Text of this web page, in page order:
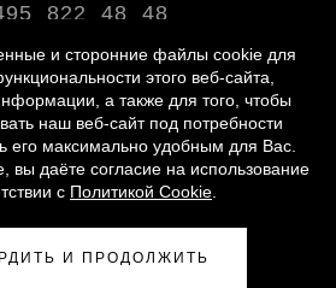
822 48 48
ВРЕМЯ РАБОТЫ:
С 11:00 ДО 22:00
2026«ВРЕМЕНА ГОДА»
и сторонние файлы cookie для
этого веб-сайта,
а также для того, чтобы
наш веб-сайт под потребности
его максимально удобным для Вас.
вы даёте согласие на использование
с Политикой Cookie
И ПРОДОЛЖИТЬ